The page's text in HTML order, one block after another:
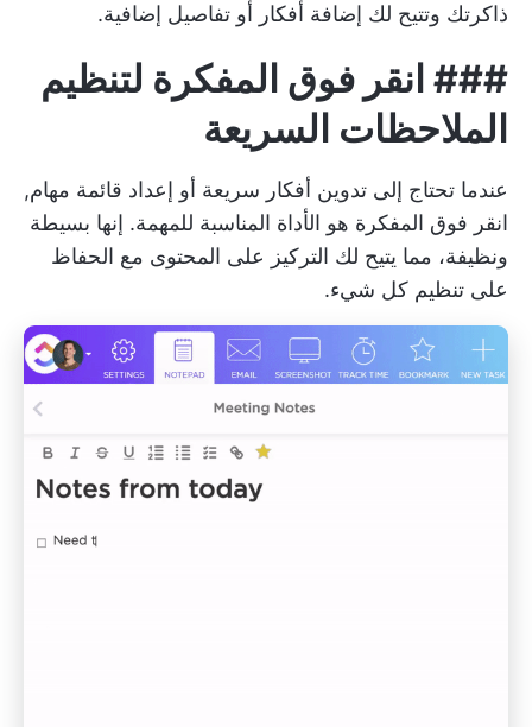
ذاكرتك وتتيح لك إضافة أفكار أو تفاصيل إضافية.
### انقر فوق المفكرة لتنظيم
الملاحظات السريعة
عندما تحتاج إلى تدوين أفكار سريعة أو إعداد قائمة مهام,
انقر فوق المفكرة هو الأداة المناسبة للمهمة. إنها بسيطة
ونظيفة، مما يتيح لك التركيز على المحتوى مع الحفاظ
على تنظيم كل شيء.